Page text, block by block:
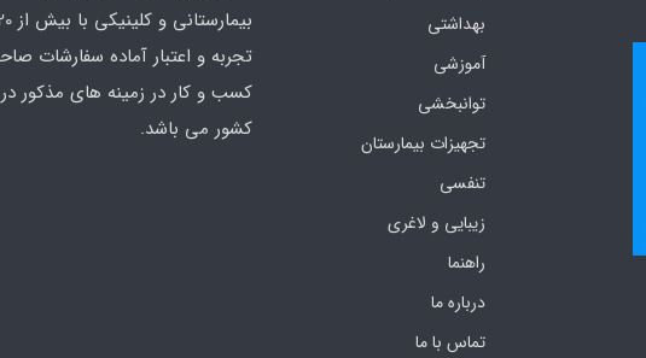
بهداشتی
آموزشی
توانبخشی
تجهیزات بیمارستان
تنفسی
زیبایی و لاغری
راهنما
درباره ما
تماس با ما
تجربه و اعتبار آماده سفارشات
کسب و کار در زمینه های مذکور
کشور می باشد.